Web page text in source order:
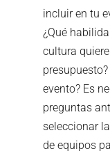
incluir en tu
¿Qué
cultura
evento? Es
preguntas
seleccionar
de equipos